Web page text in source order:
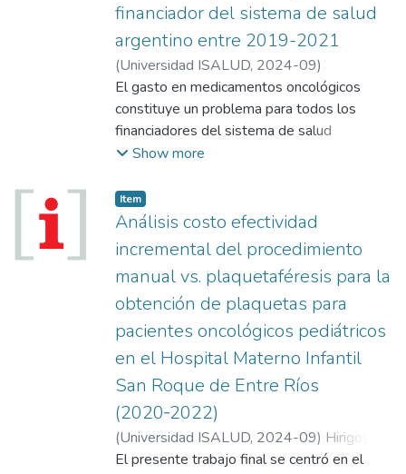
financiador del sistema de salud
argentino entre 2019-2021
(Universidad ISALUD, 2024-09)
Fernandes, Andrea Laura
El gasto en medicamentos oncológicos
constituye un problema para todos los
financiadores del sistema de salud
argentino. Dentro de las nuevas drogas
inmunoterápicas, que actúan utilizando el
sistema inmune del paciente. En este
artículo analizamos como varía el gasto en
medicamentos de un financiador del área
Metropolitana de Buenos Aires, a partir de
la utilización de inmunoterapia oncológica, en
el período de 2019 al 2021 inclusive. Se
trata de un estudio cuantitativo, descriptivo
y retrospectivo en donde la población
estudiada abarca a todos los socios
oncológicos que utilizaron alguna droga
inmunoterápica en ese lapso.
Show more
Item
Análisis costo efectividad
incremental del procedimiento
manual vs. plaquetaféresis para la
obtención de plaquetas para
pacientes oncológicos pediátricos
en el Hospital Materno Infantil
San Roque de Entre Ríos
(2020‑2022)
(Universidad ISALUD, 2024-09) Hirigoyen,
Germán
El presente trabajo final se centró en el